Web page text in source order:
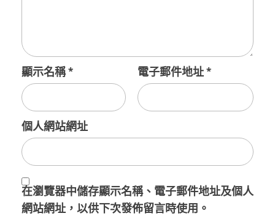
顯示名稱* 電子郵件地址*
個人網站網址
在瀏覽器中儲存顯示名稱、電子郵件地址及個人
網站網址，以供下次發佈留言時使用。